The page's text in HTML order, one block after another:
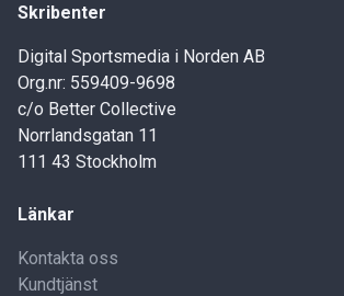
Skribenter
Digital Sportsmedia i Norden AB
Org.nr: 559409-9698
c/o Better Collective
Norrlandsgatan 11
111 43 Stockholm
Länkar
Kontakta oss
Kundtjänst